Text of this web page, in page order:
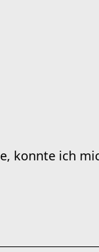
konnte ich